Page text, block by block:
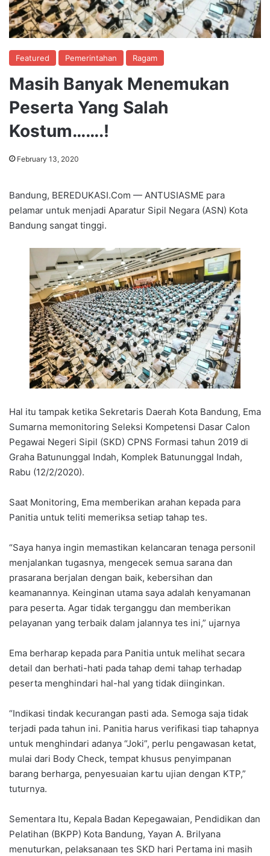
Featured Pemerintahan Ragam
Masih Banyak Menemukan
Peserta Yang Salah
Kostum…….!
February 13, 2020
Bandung, BEREDUKASI.Com — ANTUSIASME para
pelamar untuk menjadi Aparatur Sipil Negara (ASN) Kota
Bandung sangat tinggi.
Hal itu tampak ketika Sekretaris Daerah Kota Bandung, Ema
Sumarna memonitoring Seleksi Kompetensi Dasar Calon
Pegawai Negeri Sipil (SKD) CPNS Formasi tahun 2019 di
Graha Batununggal Indah, Komplek Batununggal Indah,
Rabu (12/2/2020).
Saat Monitoring, Ema memberikan arahan kepada para
Panitia untuk teliti memeriksa setiap tahap tes.
“Saya hanya ingin memastikan kelancaran tenaga personil
menjalankan tugasnya, mengecek semua sarana dan
prasarana berjalan dengan baik, kebersihan dan
keamanannya. Keinginan utama saya adalah kenyamanan
para peserta. Agar tidak terganggu dan memberikan
pelayanan yang terbaik dalam jalannya tes ini,” ujarnya
Ema berharap kepada para Panitia untuk melihat secara
detail dan berhati-hati pada tahap demi tahap terhadap
peserta menghindari hal-hal yang tidak diinginkan.
“Indikasi tindak kecurangan pasti ada. Semoga saja tidak
terjadi pada tahun ini. Panitia harus verifikasi tiap tahapnya
untuk menghindari adanya “Joki”, perlu pengawasan ketat,
mulai dari Body Check, tempat khusus penyimpanan
barang berharga, penyesuaian kartu ujian dengan KTP,”
tuturnya.
Sementara Itu, Kepala Badan Kepegawaian, Pendidikan dan
Pelatihan (BKPP) Kota Bandung, Yayan A. Brilyana
menuturkan, pelaksanaan tes SKD hari Pertama ini masih